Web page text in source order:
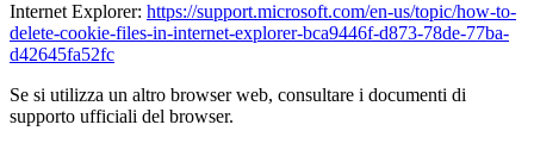
Internet Explorer: https://support.microsoft.com/en-us/topic/how-to-
delete-cookie-files-in-internet-explorer-bca9446f-d873-78de-77ba-
d42645fa52fc
Se si utilizza un altro browser web, consultare i documenti di
supporto ufficiali del browser.